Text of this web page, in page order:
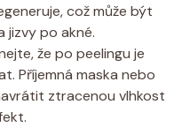
což může být
jizvy po akné.
že po peelingu je
Příjemná maska nebo‌
ztracenou vlhkost